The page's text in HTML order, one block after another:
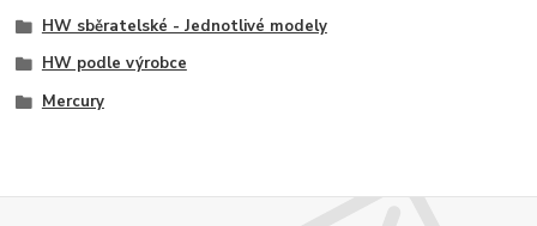
HW sběratelské - Jednotlivé modely
HW podle výrobce
Mercury